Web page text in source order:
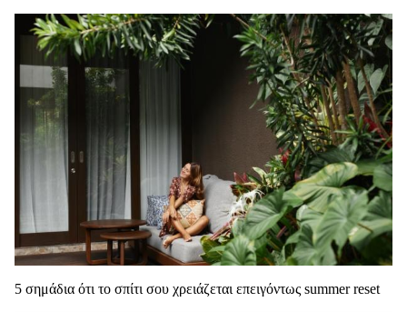
5 σημάδια ότι το σπίτι σου χρειάζεται επειγόντως summer reset